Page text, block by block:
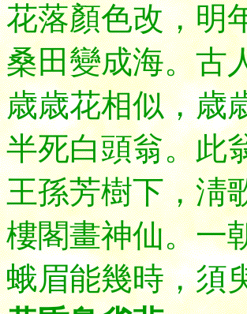
花落顏色改，明
桑田變成海。古
歳歳花相似，歳
半死白頭翁。此
王孫芳樹下，淸
樓閣畫神仙。一
蛾眉能幾時，須